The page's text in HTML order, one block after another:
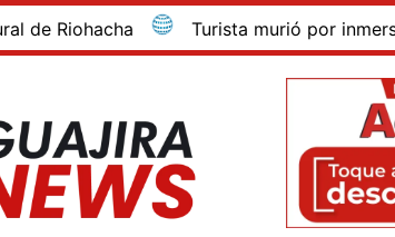
murió por inmersión mientras se